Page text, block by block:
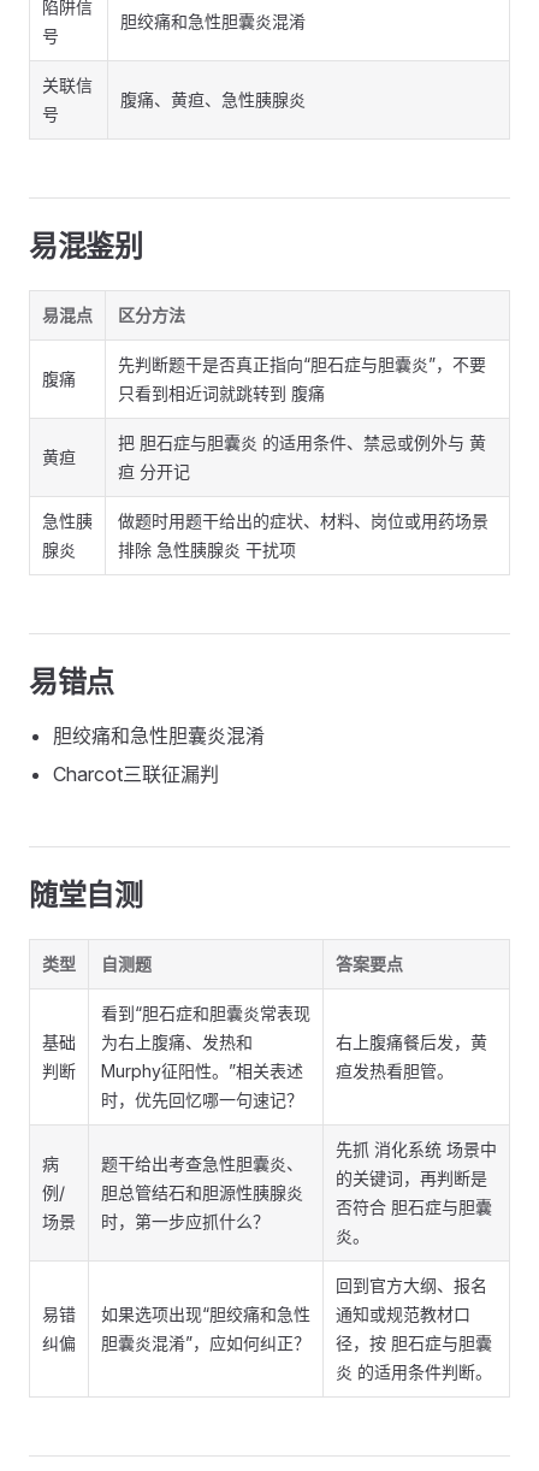
陷阱信
号
胆绞痛和急性胆囊炎混淆
关联信
号
腹痛、黄疸、急性胰腺炎
易混鉴别
易混点 区分方法
腹痛
先判断题干是否真正指向“胆石症与胆囊炎”，不要
只看到相近词就跳转到 腹痛
黄疸
把 胆石症与胆囊炎 的适用条件、禁忌或例外与 黄
疸 分开记
急性胰
腺炎
做题时用题干给出的症状、材料、岗位或用药场景
排除 急性胰腺炎 干扰项
易错点
胆绞痛和急性胆囊炎混淆
Charcot三联征漏判
随堂自测
类型 自测题 答案要点
基础
判断
看到“胆石症和胆囊炎常表现
为右上腹痛、发热和
Murphy征阳性。”相关表述
时，优先回忆哪一句速记？
右上腹痛餐后发，黄
疸发热看胆管。
病
例/
场景
题干给出考查急性胆囊炎、
胆总管结石和胆源性胰腺炎
时，第一步应抓什么？
先抓 消化系统 场景中
的关键词，再判断是
否符合 胆石症与胆囊
炎。
易错
纠偏
如果选项出现“胆绞痛和急性
胆囊炎混淆”，应如何纠正？
回到官方大纲、报名
通知或规范教材口
径，按 胆石症与胆囊
炎 的适用条件判断。